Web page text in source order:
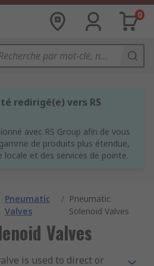
0
redirigé(e) vers RS
avec RS Group afin de vous
de produits plus étendue,
locale et des services de pointe.
Pneumatic
Valves
/ Pneumatic
Solenoid Valves
Valves
is used to direct or